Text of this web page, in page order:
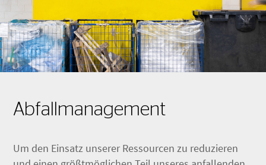
Abfallmanagement
Um den Einsatz unserer Ressourcen zu reduzieren